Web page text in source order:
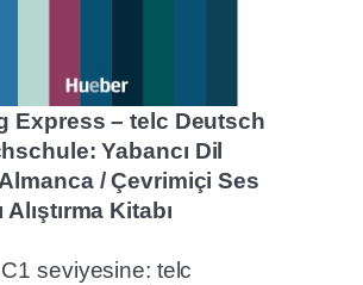
Express – telc Deutsch
Yabancı Dil
/ Çevrimiçi Ses
Alıştırma Kitabı
C1 seviyesine: telc